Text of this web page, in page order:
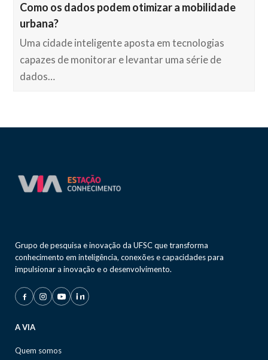
Como os dados podem otimizar a mobilidade
urbana?
Uma cidade inteligente aposta em tecnologias
capazes de monitorar e levantar uma série de
dados…
Grupo de pesquisa e inovação da UFSC que transforma
conhecimento em inteligência, conexões e capacidades para
impulsionar a inovação e o desenvolvimento.
A VIA
Quem somos